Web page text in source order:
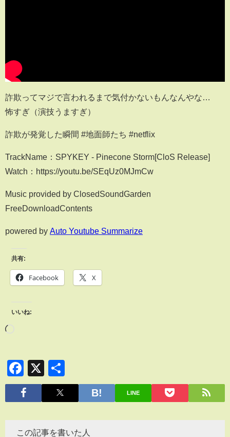
詐欺ってマジで言われるまで気付かないもんなんやな…
怖すぎ（演技うますぎ）
詐欺が発覚した瞬間 #地面師たち #netflix
TrackName：SPYKEY - Pinecone Storm[CloS Release]
Watch：https://youtu.be/SEqUz0MJmCw
Music provided by ClosedSoundGarden
FreeDownloadContents
powered by Auto Youtube Summarize
共有:
Facebook X
いいね:
Facebook
X
有
LINE
この記事を書いた人